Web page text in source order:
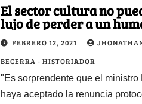
El sector cultura no
lujo de perder a un
talla de Daniel Castro
FEBRERO 12, 2021
BECERRA - HISTORIADOR
"Es sorprendente que el
haya aceptado la renuncia